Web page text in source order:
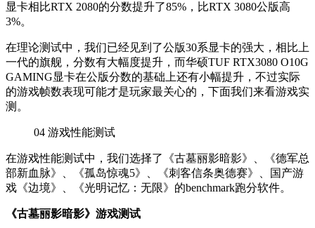
显卡相比RTX 2080的分数提升了85%，比RTX 3080公版高
3%。
在理论测试中，我们已经见到了公版30系显卡的强大，相比上
一代的旗舰，分数有大幅度提升，而华硕TUF RTX3080 O10G
GAMING显卡在公版分数的基础上还有小幅提升，不过实际
的游戏帧数表现可能才是玩家最关心的，下面我们来看游戏实
测。
04 游戏性能测试
在游戏性能测试中，我们选择了《古墓丽影暗影》、《德军总
部新血脉》、《孤岛惊魂5》、《刺客信条奥德赛》、国产游
戏《边境》、《光明记忆：无限》的benchmark跑分软件。
《古墓丽影暗影》游戏测试